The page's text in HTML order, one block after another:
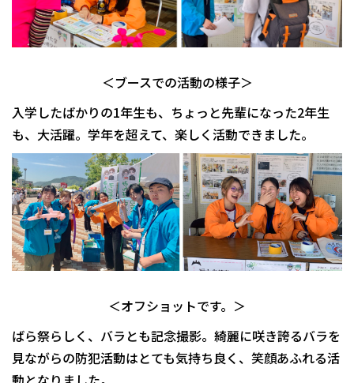
＜ブースでの活動の様子＞
入学したばかりの1年生も、ちょっと先輩になった2年生
も、大活躍。学年を超えて、楽しく活動できました。
＜オフショットです。＞
ばら祭らしく、バラとも記念撮影。綺麗に咲き誇るバラを
見ながらの防犯活動はとても気持ち良く、笑顔あふれる活